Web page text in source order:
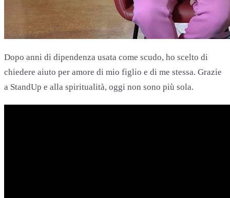
Dopo anni di dipendenza usata come scudo, ho scelto di
chiedere aiuto per amore di mio figlio e di me stessa. Grazie
a StandUp e alla spiritualità, oggi non sono più sola.